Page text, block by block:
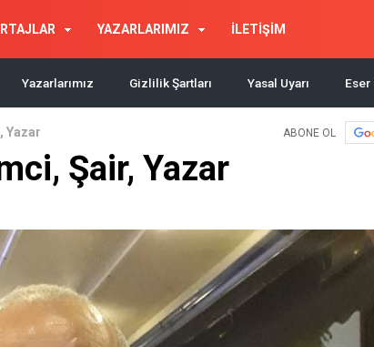
YAZARLARIMIZ İLETİŞİM
Yazarlarımız Gizlilik Şartları Yasal Uyarı Eser
Yazar ABONE OL
Şair, Yazar